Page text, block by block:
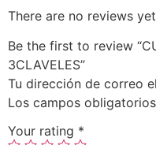
There are no reviews
Be the first to review
3CLAVELES”
Tu dirección de correo
Los campos
Your rating *